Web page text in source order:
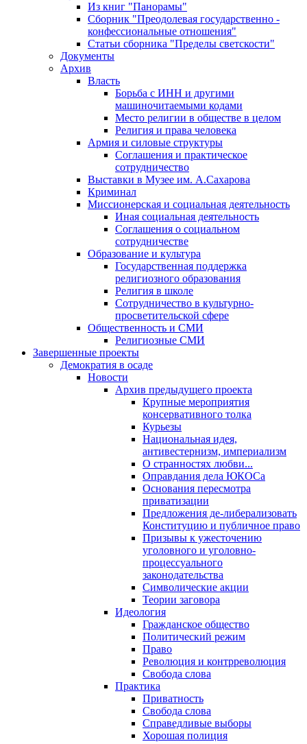
Из книг "Панорамы"
Сборник "Преодолевая государственно -
конфессиональные отношения"
Статьи сборника "Пределы светскости"
Документы
Архив
Власть
Борьба с ИНН и другими
машиночитаемыми кодами
Место религии в обществе в целом
Религия и права человека
Армия и силовые структуры
Соглашения и практическое
сотрудничество
Выставки в Музее им. А.Сахарова
Криминал
Миссионерская и социальная деятельность
Иная социальная деятельность
Соглашения о социальном
сотрудничестве
Образование и культура
Государственная поддержка
религиозного образования
Религия в школе
Сотрудничество в культурно-
просветительской сфере
Общественность и СМИ
Религиозные СМИ
Завершенные проекты
Демократия в осаде
Новости
Архив предыдущего проекта
Крупные мероприятия
консервативного толка
Курьезы
Национальная идея,
антивестернизм, империализм
О странностях любви...
Оправдания дела ЮКОСа
Основания пересмотра
приватизации
Предложения де-либерализовать
Конституцию и публичное право
Призывы к ужесточению
уголовного и уголовно-
процессуального
законодательства
Символические акции
Теории заговора
Идеология
Гражданское общество
Политический режим
Право
Революция и контрреволюция
Свобода слова
Практика
Приватность
Свобода слова
Справедливые выборы
Хорошая полиция